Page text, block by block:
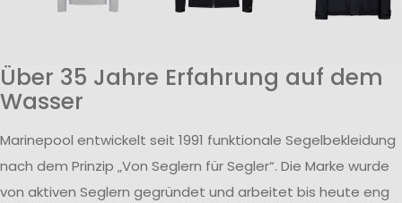
Über 35 Jahre Erfahrung auf dem
Wasser
Marinepool entwickelt seit 1991 funktionale Segelbekleidung
nach dem Prinzip „Von Seglern für Segler“. Die Marke wurde
von aktiven Seglern gegründet und arbeitet bis heute eng